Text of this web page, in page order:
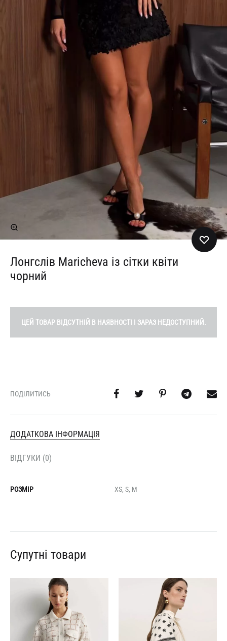
Лонгслів Maricheva із сітки квіти
чорний
ЦЕЙ ТОВАР ВІДСУТНІЙ В НАЯВНОСТІ І ЗАРАЗ НЕДОСТУПНИЙ.
ПОДІЛИТИСЬ
ДОДАТКОВА ІНФОРМАЦІЯ
ВІДГУКИ (0)
РОЗМІР XS, S, M
Супутні товари